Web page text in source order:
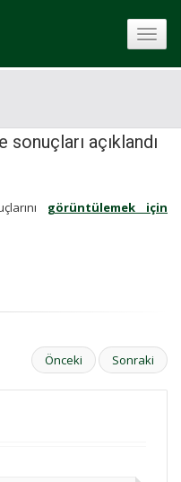
açıklandı
görüntülemek için
Önceki Sonraki